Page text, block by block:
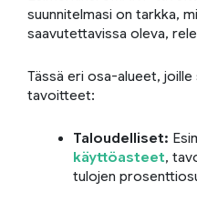
suunnitelmasi on tarkka,
saavutettavissa oleva,
Tässä eri osa-alueet, joille
tavoitteet:
Taloudelliset:
käyttöasteet,
tulojen